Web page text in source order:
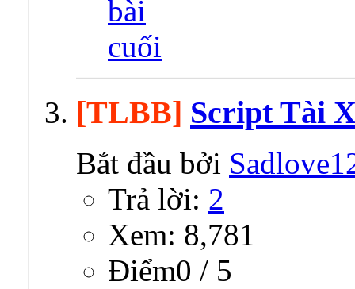
[TLBB] Script Tài
Bắt đầu bởi
Trả lời: 2
Xem: 8,781
Ðiểm0 / 5